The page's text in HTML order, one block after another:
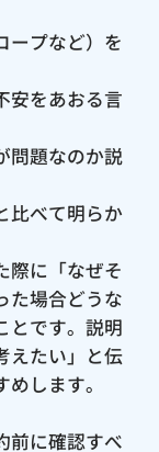
ープなど）を
安をあおる言
問題なのか説
比べて明らか
際に「なぜそ
た場合どうな
とです。説明
えたい」と伝
します。
前に確認すべ